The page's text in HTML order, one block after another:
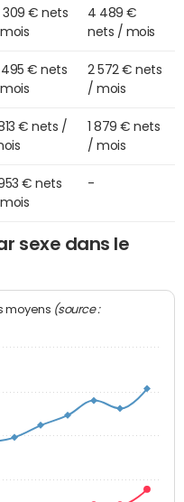
309 € nets
4 489 €
nets / mois
495 € nets
2 572 € nets
/ mois
€ nets /
1 879 € nets
/ mois
€ nets
-
sexe dans le
moyens (source :